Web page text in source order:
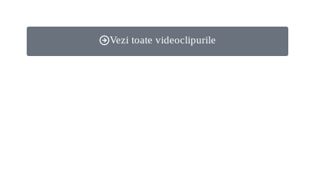
Vezi toate videoclipurile